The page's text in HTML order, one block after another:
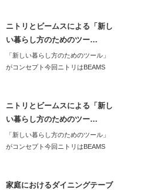
ニトリとビームスによる「新し
い暮らし方のためのツー…
「新しい暮らし方のためのツール」
がコンセプト今回ニトリはBEAMS
ニトリとビームスによる「新し
い暮らし方のためのツー…
「新しい暮らし方のためのツール」
がコンセプト今回ニトリはBEAMS
家庭におけるダイニングテーブ